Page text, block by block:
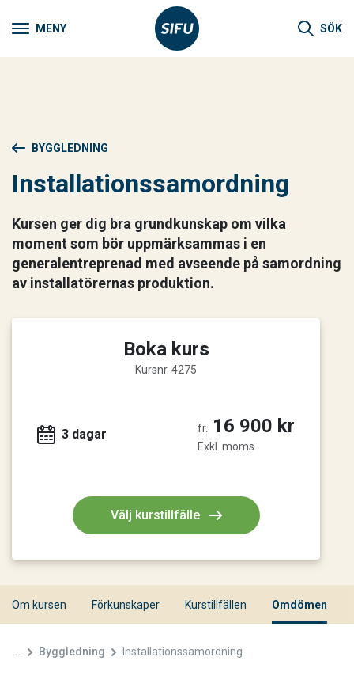
MENY SÖK
BYGGLEDNING
Installationssamordning
Kursen ger dig bra grundkunskap om vilka
moment som bör uppmärksammas i en
generalentreprenad med avseende på samordning
av installatörernas produktion.
Boka kurs
Kursnr. 4275
3 dagar fr. 16 900 kr
Exkl. moms
Välj kurstillfälle
Om kursen Förkunskaper Kurstillfällen Omdömen
... Byggledning Installationssamordning